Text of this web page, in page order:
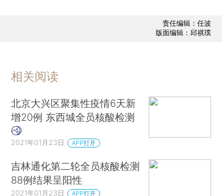
责任编辑：任波
版面编辑：邱祺璞
相关阅读
北京大兴区聚集性疫情6天新
增20例 东西城全员核酸检测
2021年01月23日 APP打开
吉林通化第二轮全员核酸检测
88例结果呈阳性
2021年01月23日 APP打开